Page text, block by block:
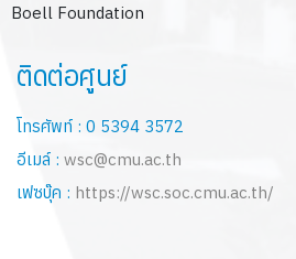
Boell Foundation
ติดต่อศูนย์
โทรศัพท์ : 0 5394 3572
อีเมล์ : wsc@cmu.ac.th
เฟซบุ๊ค : https://wsc.soc.cmu.ac.th/